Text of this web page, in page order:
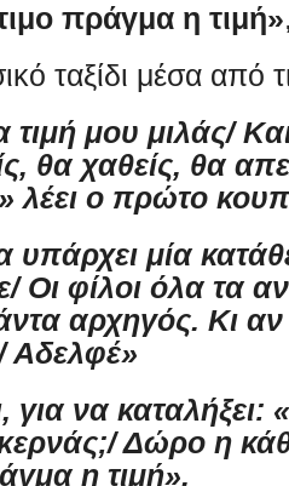
πράγμα η τιμή»
ταξίδι μέσα από
τιμή μου μιλάς/
θα χαθείς, θα
λέει ο πρώτο
υπάρχει μία
Οι φίλοι όλα τα
αρχηγός. Κι αν
Αδελφέ»
για να
Δώρο η
η τιμή».